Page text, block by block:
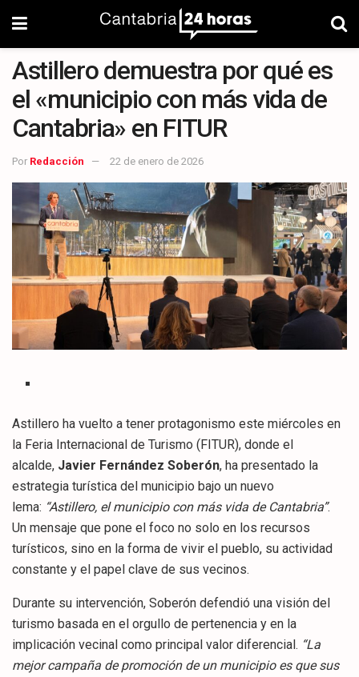
Astillero demuestra por qué es
el «municipio con más vida de
Cantabria» en FITUR
Por Redacción 22 de enero de 2026
Astillero ha vuelto a tener protagonismo este miércoles en
la Feria Internacional de Turismo (FITUR), donde el
alcalde, Javier Fernández Soberón, ha presentado la
estrategia turística del municipio bajo un nuevo
lema: “Astillero, el municipio con más vida de Cantabria”.
Un mensaje que pone el foco no solo en los recursos
turísticos, sino en la forma de vivir el pueblo, su actividad
constante y el papel clave de sus vecinos.
Durante su intervención, Soberón defendió una visión del
turismo basada en el orgullo de pertenencia y en la
implicación vecinal como principal valor diferencial. “La
mejor campaña de promoción de un municipio es que sus